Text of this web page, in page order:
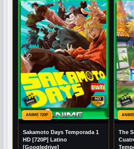
ANIME 720P
Sakamoto Days Temporada 1
HD [720P] Latino
[Googledrive]
The